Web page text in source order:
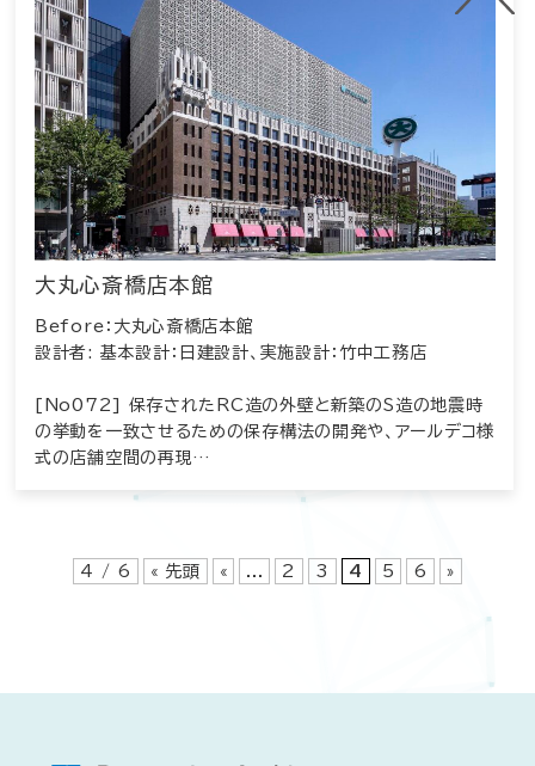
大丸心斎橋店本館
Before：大丸心斎橋店本館
設計者: 基本設計：日建設計、実施設計：竹中工務店
[No072] 保存されたRC造の外壁と新築のS造の地震時
の挙動を一致させるための保存構法の開発や、アールデコ様
式の店舗空間の再現…
4 / 6 « 先頭 « 2 3 4 5 6 »